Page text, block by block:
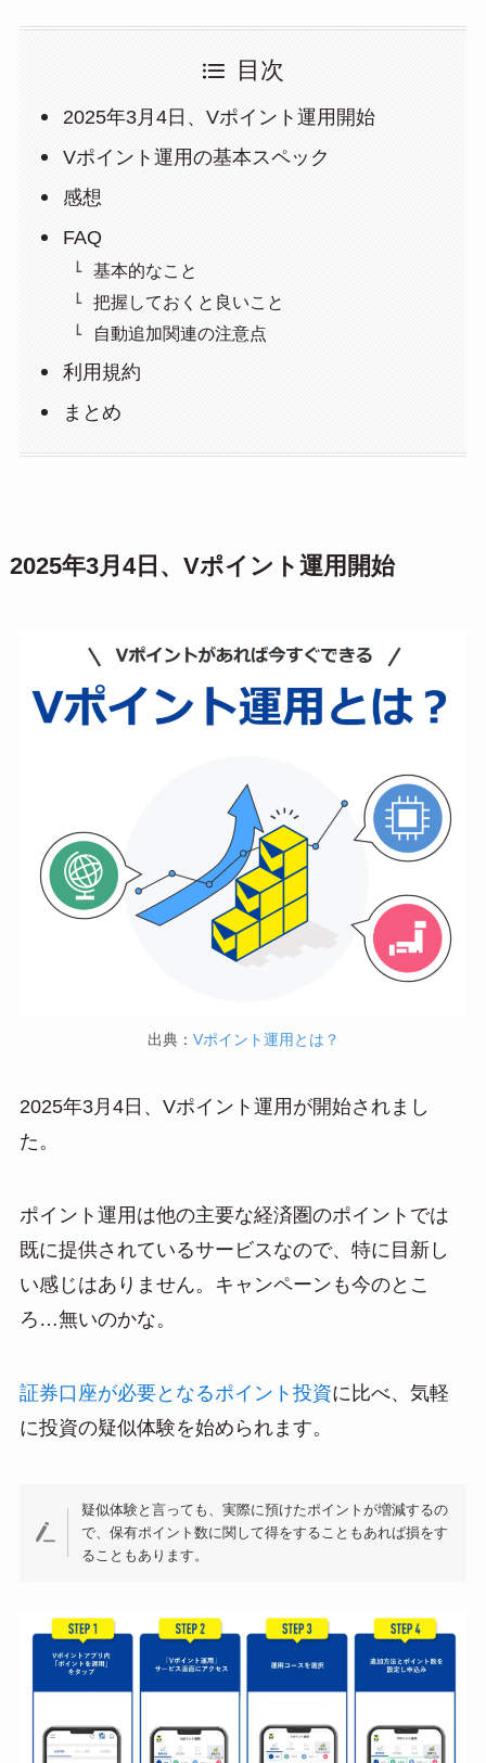
目次
2025年3月4日、Vポイント運用開始
Vポイント運用の基本スペック
感想
FAQ
基本的なこと
把握しておくと良いこと
自動追加関連の注意点
利用規約
まとめ
2025年3月4日、Vポイント運用開始
出典： Vポイント運用とは？
2025年3月4日、Vポイント運用が開始されまし
た。
ポイント運用は他の主要な経済圏のポイントでは
既に提供されているサービスなので、特に目新し
い感じはありません。キャンペーンも今のとこ
ろ…無いのかな。
証券口座が必要となるポイント投資に比べ、気軽
に投資の疑似体験を始められます。
疑似体験と言っても、実際に預けたポイントが増減するの
で、保有ポイント数に関して得をすることもあれば損をす
ることもあります。